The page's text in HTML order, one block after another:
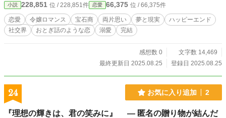
小説 228,851 位 / 228,851件 恋愛 66,375 位 / 66,375件
恋愛 令嬢ロマンス 宝石商 両片思い 夢と現実
ハッピーエンド
社交界
おとぎ話のような恋 溺愛 完結
感想数 0
文字数 14,469
最終更新日 2025.08.25
登録日 2025.08.25
24 お気に入り追加 2
『理想の輝きは、君の笑みに』 ― 匿名の贈り物が結んだ